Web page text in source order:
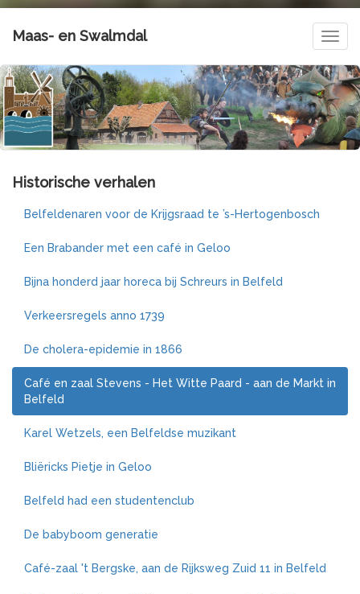
Maas- en Swalmdal
Historische verhalen
Belfeldenaren voor de Krijgsraad te ’s-Hertogenbosch
Een Brabander met een café in Geloo
Bijna honderd jaar horeca bij Schreurs in Belfeld
Verkeersregels anno 1739
De cholera-epidemie in 1866
Café en zaal Stevens - Het Witte Paard - aan de Markt in
Belfeld
Karel Wetzels, een Belfeldse muzikant
Bliëricks Pietje in Geloo
Belfeld had een studentenclub
De babyboom generatie
Café-zaal 't Bergske, aan de Rijksweg Zuid 11 in Belfeld